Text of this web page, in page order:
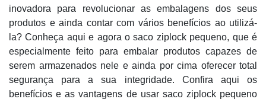
inovadora para revolucionar as embalagens dos seus
produtos e ainda contar com vários benefícios ao utilizá-
la? Conheça aqui e agora o saco ziplock pequeno, que é
especialmente feito para embalar produtos capazes de
serem armazenados nele e ainda por cima oferecer total
segurança para a sua integridade. Confira aqui os
benefícios e as vantagens de usar saco ziplock pequeno